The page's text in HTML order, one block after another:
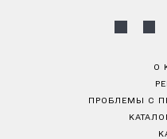
О
ПРОБЛЕМЫ С